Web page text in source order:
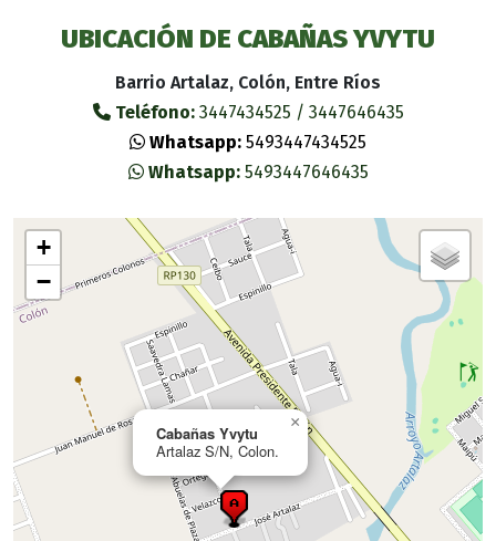
UBICACIÓN DE CABAÑAS YVYTU
Barrio Artalaz, Colón, Entre Ríos
Teléfono:3447434525 / 3447646435
Whatsapp: 5493447434525
Whatsapp:5493447646435